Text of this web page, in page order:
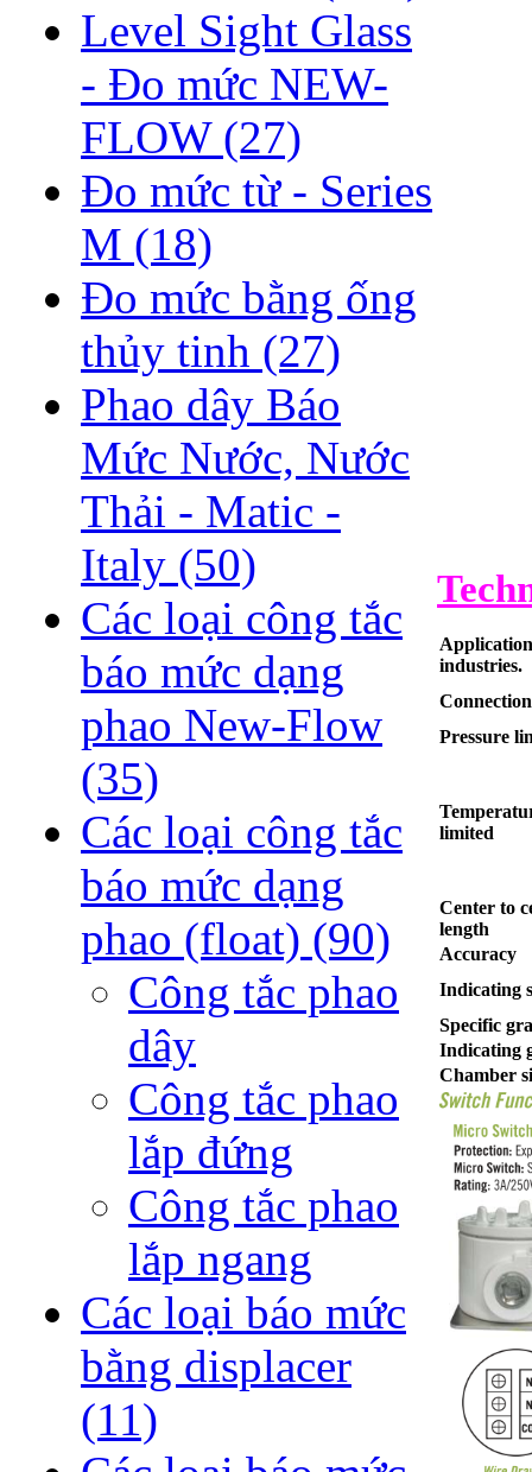
Level Sight Glass
- Đo mức NEW-
FLOW (27)
Đo mức từ - Series
M (18)
Đo mức bằng ống
thủy tinh (27)
Phao dây Báo
Mức Nước, Nước
Thải - Matic -
Italy (50)
Các loại công tắc
báo mức dạng
phao New-Flow
(35)
Các loại công tắc
báo mức dạng
phao (float) (90)
Công tắc phao
dây
Công tắc phao
lắp đứng
Công tắc phao
lắp ngang
Các loại báo mức
bằng displacer
(11)
industries.
Connection
Pressure
limited
Center to
length
Accuracy
Indicating
Specific
Indicating
Chamber